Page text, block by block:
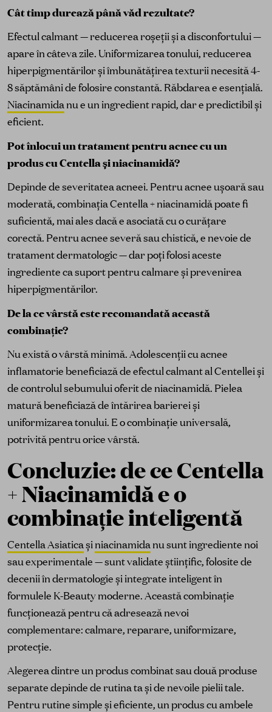
Cât timp durează până văd rezultate?
Efectul calmant — reducerea roșeții și a disconfortului —
apare în câteva zile. Uniformizarea tonului, reducerea
hiperpigmentărilor și îmbunătățirea texturii necesită 4-
8 săptămâni de folosire constantă. Răbdarea e esențială.
Niacinamidanu e un ingredient rapid, dar e predictibil și
eficient.
Pot înlocui un tratament pentru acnee cu un
produs cu Centella și niacinamidă?
Depinde de severitatea acneei. Pentru acnee ușoară sau
moderată, combinația Centella + niacinamidă poate fi
suficientă, mai ales dacă e asociată cu o curățare
corectă. Pentru acnee severă sau chistică, e nevoie de
tratament dermatologic — dar poți folosi aceste
ingrediente ca suport pentru calmare și prevenirea
hiperpigmentărilor.
De la ce vârstă este recomandată această
combinație?
Nu există o vârstă minimă. Adolescenții cu acnee
inflamatorie beneficiază de efectul calmant al Centellei și
de controlul sebumului oferit de niacinamidă. Pielea
matură beneficiază de întărirea barierei și
uniformizarea tonului. E o combinație universală,
potrivită pentru orice vârstă.
Concluzie: de ce Centella
+ Niacinamidă e o
combinație inteligentă
Centella Asiaticași niacinamida nu sunt ingrediente noi
sau experimentale — sunt validate științific, folosite de
decenii în dermatologie și integrate inteligent în
formulele K-Beauty moderne. Această combinație
funcționează pentru că adresează nevoi
complementare: calmare, reparare, uniformizare,
protecție.
Alegerea dintre un produs combinat sau două produse
separate depinde de rutina ta și de nevoile pielii tale.
Pentru rutine simple și eficiente, un produs cu ambele